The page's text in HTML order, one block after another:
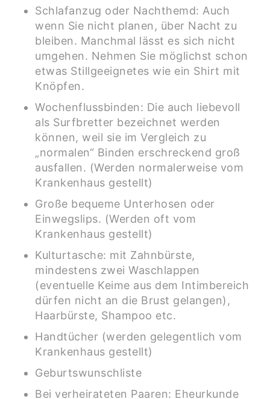
Schlafanzug oder Nachthemd: Auch
wenn Sie nicht planen, über Nacht zu
bleiben. Manchmal lässt es sich nicht
umgehen. Nehmen Sie möglichst schon
etwas Stillgeeignetes wie ein Shirt mit
Knöpfen.
Wochenflussbinden: Die auch liebevoll
als Surfbretter bezeichnet werden
können, weil sie im Vergleich zu
„normalen“ Binden erschreckend groß
ausfallen. (Werden normalerweise vom
Krankenhaus gestellt)
Große bequeme Unterhosen oder
Einwegslips. (Werden oft vom
Krankenhaus gestellt)
Kulturtasche: mit Zahnbürste,
mindestens zwei Waschlappen
(eventuelle Keime aus dem Intimbereich
dürfen nicht an die Brust gelangen),
Haarbürste, Shampoo etc.
Handtücher (werden gelegentlich vom
Krankenhaus gestellt)
Geburtswunschliste
Bei verheirateten Paaren: Eheurkunde